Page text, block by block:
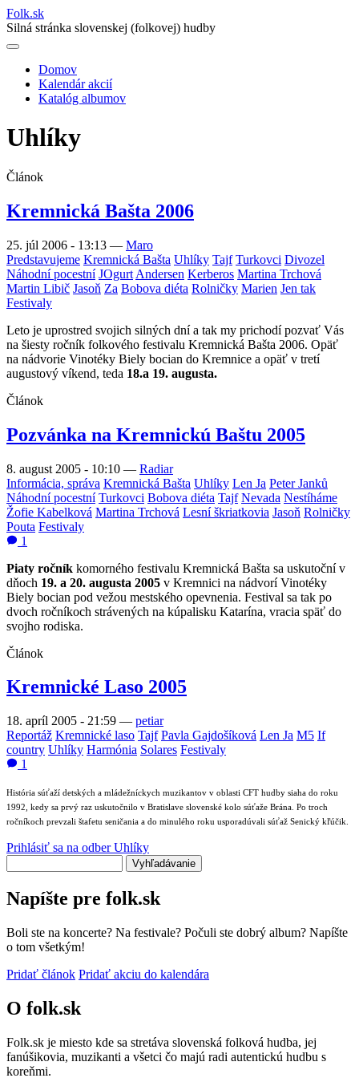
Folk.sk
Silná stránka slovenskej (folkovej) hudby
Main
navigation
Domov
Kalendár akcií
Katalóg albumov
Uhlíky
Článok
Kremnická Bašta 2006
25. júl 2006 - 13:13 — Maro
Predstavujeme Kremnická Bašta Uhlíky Tajf Turkovci Divozel
Náhodní pocestní JOgurt Andersen Kerberos Martina Trchová
Martin Libič Jasoň Za Bobova diéta Rolničky Marien Jen tak
Festivaly
Leto je uprostred svojich silných dní a tak my prichodí pozvať Vás
na šiesty ročník folkového festivalu Kremnická Bašta 2006. Opäť
na nádvorie Vinotéky Biely bocian do Kremnice a opäť v tretí
augustový víkend, teda 18.a 19. augusta.
Článok
Pozvánka na Kremnickú Baštu 2005
8. august 2005 - 10:10 — Radiar
Informácia, správa Kremnická Bašta Uhlíky Len Ja Peter Janků
Náhodní pocestní Turkovci Bobova diéta Tajf Nevada Nestíháme
Žofie Kabelková Martina Trchová Lesní škriatkovia Jasoň Rolničky
Pouta Festivaly
1
Piaty ročník komorného festivalu Kremnická Bašta sa uskutoční v
dňoch 19. a 20. augusta 2005 v Kremnici na nádvorí Vinotéky
Biely bocian pod vežou mestského opevnenia. Festival sa tak po
dvoch ročníkoch strávených na kúpalisku Katarína, vracia späť do
svojho rodiska.
Článok
Kremnické Laso 2005
18. apríl 2005 - 21:59 — petiar
Reportáž Kremnické laso Tajf Pavla Gajdošíková Len Ja M5 If
country Uhlíky Harmónia Solares Festivaly
1
História súťaží detských a mládežníckych muzikantov v oblasti CFT hudby siaha do roku
1992, kedy sa prvý raz uskutočnilo v Bratislave slovenské kolo súťaže Brána. Po troch
ročníkoch prevzali štafetu seničania a do minulého roku usporadúvali súťaž Senický kľúčik.
Prihlásiť sa na odber Uhlíky
Napíšte pre folk.sk
Boli ste na koncerte? Na festivale? Počuli ste dobrý album? Napíšte
o tom všetkým!
Pridať článok Pridať akciu do kalendára
O folk.sk
Folk.sk je miesto kde sa stretáva slovenská folková hudba, jej
fanúšikovia, muzikanti a všetci čo majú radi autentickú hudbu s
koreňmi.